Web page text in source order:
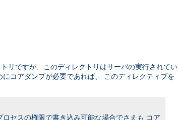
リですが、このディレクトリはサーバの実行されてい
コアダンプが必要であれば、 このディレクティブを
セスの権限で書き込み可能な場合でさえも コア